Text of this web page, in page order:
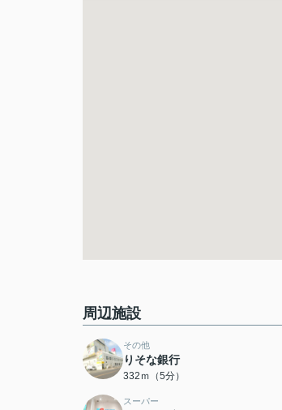
周辺施設
その他
りそな銀行
332ｍ（5分）
スーパー